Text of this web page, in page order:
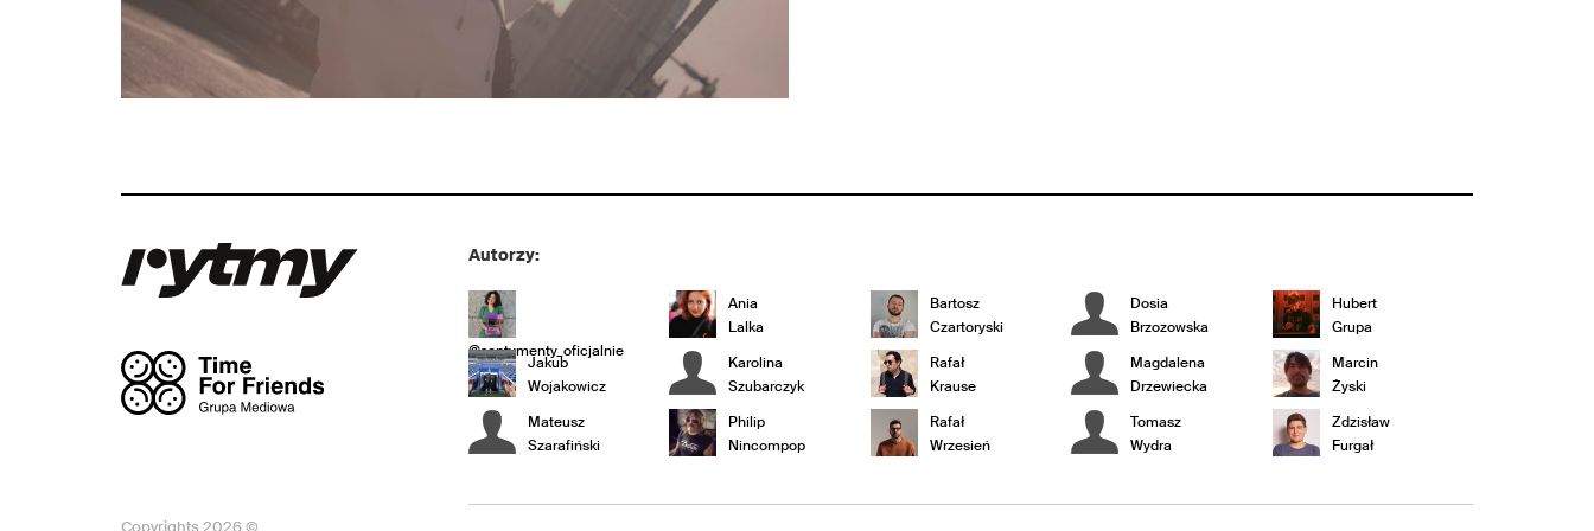
Autorzy:
@sentymenty_oficjalnie
Ania
Lalka
Bartosz
Czartoryski
Dosia
Brzozowska
Hubert
Grupa
Jakub
Wojakowicz
Karolina
Szubarczyk
Rafał
Krause
Magdalena
Drzewiecka
Marcin
Żyski
Mateusz
Szarafiński
Philip
Nincompop
Rafał
Wrzesień
Tomasz
Wydra
Zdzisław
Furgał